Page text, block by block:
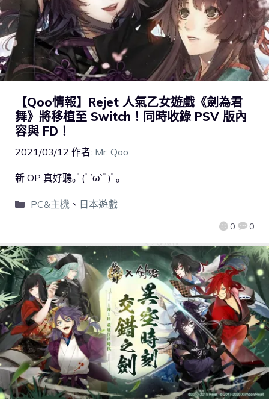
【Qoo情報】Rejet 人氣乙女遊戲《劍為君
舞》將移植至 Switch！同時收錄 PSV 版內
容與 FD！
2021/03/12 作者: Mr. Qoo
0 0
新 OP 真好聽｡ﾟ(ﾟ´ω`ﾟ)ﾟ｡
PC&主機、 日本遊戲